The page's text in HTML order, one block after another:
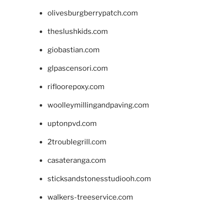
olivesburgberrypatch.com
theslushkids.com
giobastian.com
glpascensori.com
rifloorepoxy.com
woolleymillingandpaving.com
uptonpvd.com
2troublegrill.com
casateranga.com
sticksandstonesstudiooh.com
walkers-treeservice.com